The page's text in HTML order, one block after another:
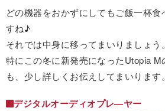
どの機器をおかずにしてもご飯一杯
すね♪
それでは中身に移ってまいりましょう。
特にこの冬に新発売になったUtopia M
も、少し詳しくお伝えしてまいります
デジタルオーディオプレ―ヤー